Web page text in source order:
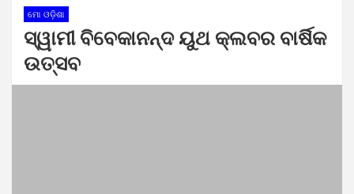
ମୋ ଓଡ଼ିଶା
ସ୍ୱାମୀ ବିବେକାନନ୍ଦ ୟୁଥ କ୍ଲବର ବାର୍ଷିକ
ଉତ୍ସବ